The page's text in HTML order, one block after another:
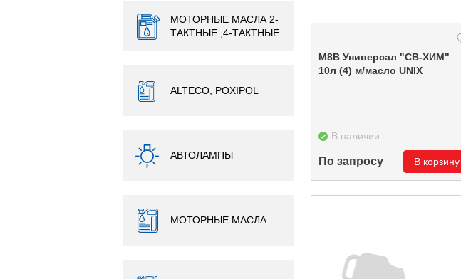
МОТОРНЫЕ МАСЛА 2-
ТАКТНЫЕ ,4-ТАКТНЫЕ
ALTECO, POXIPOL
АВТОЛАМПЫ
МОТОРНЫЕ МАСЛА
М8В Универсал "СВ-ХИМ"
10л (4) м/масло UNIX
В наличии
По запросу В корзину